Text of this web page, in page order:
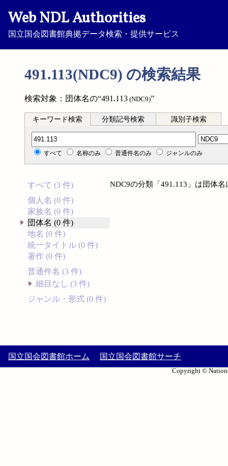
Web NDL Authorities
国立国会図書館典拠データ検索・提供サービス
491.113(NDC9) の検索結果
検索対象：団体名の“491.113 (NDC9)”
キーワード検索 分類記号検索 識別子検索
分類記号検索
すべて 名称のみ 普通件名のみ ジャンルのみ
すべて (3 件)
個人名 (0 件)
家族名 (0 件)
団体名 (0 件)
地名 (0 件)
統一タイトル (0 件)
著作 (0 件)
普通件名 (3 件)
細目なし (3 件)
ジャンル・形式 (0 件)
NDC9の分類「491.113」は団体
国立国会図書館ホーム 国立国会図書館サーチ
Copyright ©